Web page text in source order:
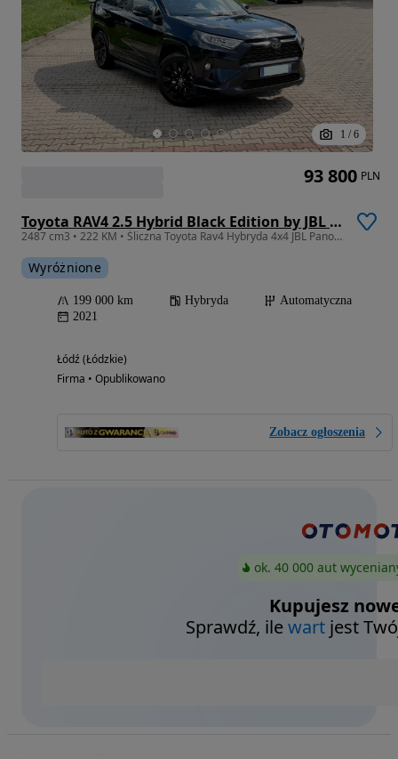
1 / 6
Toyota RAV4 2.5 Hybrid Black Edition by JBL 4x4
2487 cm3 • 222 KM • Śliczna Toyota Rav4 Hybryda 4x4 JBL Panorama Kamera 360 !!! FULL !!!
Wyróżnione
199 000 km Hybryda
Automatyczna
2021
Łódź (Łódzkie)
Firma • Opublikowano
Zobacz ogłoszenia
93 800 PLN
ok. 40 000 aut
Kupujesz
Sprawdź, ilewart jest